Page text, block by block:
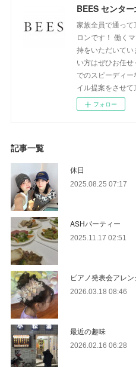
BEES センタ
家族全員で通っ
ロンです！ 働く
持をいただいて
い方はぜひお任
でのスピーディ
イル提案をさせて
フォロー
記事一覧
休日
2025.08.25 07:17
ASHパーティー
2025.11.17 02:51
ピアノ発表会アレ
2026.03.18 08:46
最近の趣味
2026.02.16 06:28